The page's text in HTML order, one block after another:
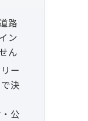
路
ン
ん
ー
決
公